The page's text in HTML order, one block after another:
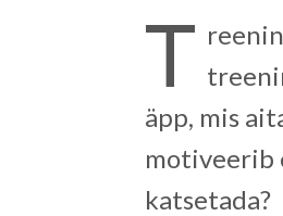
T
äpp, mis
motiveerib
katsetada?